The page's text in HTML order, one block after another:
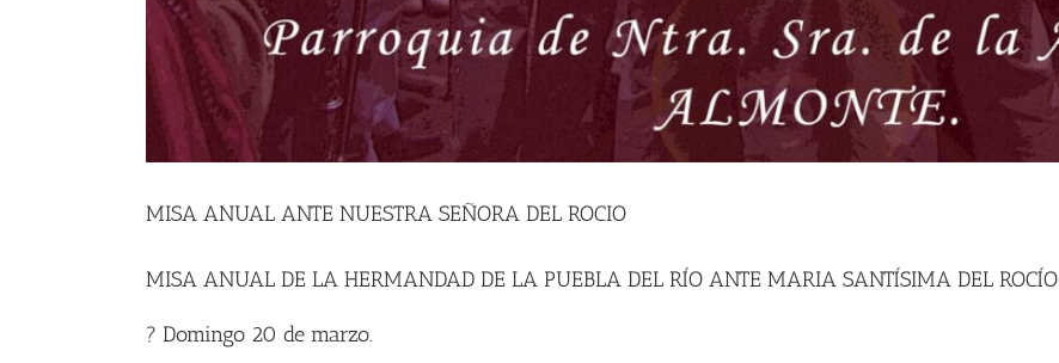
MISA ANUAL ANTE NUESTRA SEÑORA DEL ROCIO
MISA ANUAL DE LA HERMANDAD DE LA PUEBLA DEL RÍO ANTE MARIA SANTÍSIMA DEL ROCÍO
? Domingo 20 de marzo.